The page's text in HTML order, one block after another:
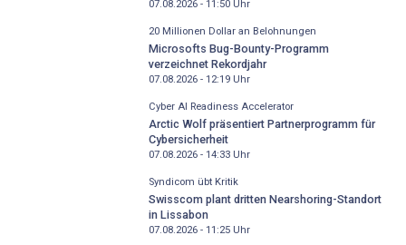
07.08.2026 - 11:50Uhr
20 Millionen Dollar an Belohnungen
Microsofts Bug-Bounty-Programm
verzeichnet Rekordjahr
07.08.2026 - 12:19Uhr
Cyber AI Readiness Accelerator
Arctic Wolf präsentiert Partnerprogramm für
Cybersicherheit
07.08.2026 - 14:33Uhr
Syndicom übt Kritik
Swisscom plant dritten Nearshoring-Standort
in Lissabon
07.08.2026 - 11:25Uhr